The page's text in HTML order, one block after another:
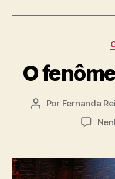
O
Autor
Por Fernanda